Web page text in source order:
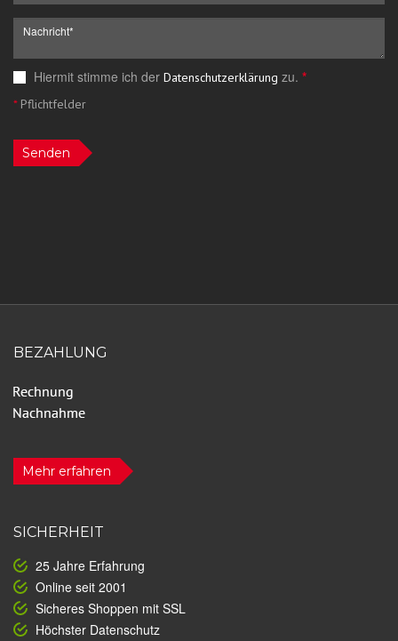
Hiermit stimme ich der Datenschutzerklärung zu. *
*Pflichtfelder
Senden
BEZAHLUNG
Mehr erfahren
SICHERHEIT
25 Jahre Erfahrung
Online seit 2001
Sicheres Shoppen mit SSL
Höchster Datenschutz